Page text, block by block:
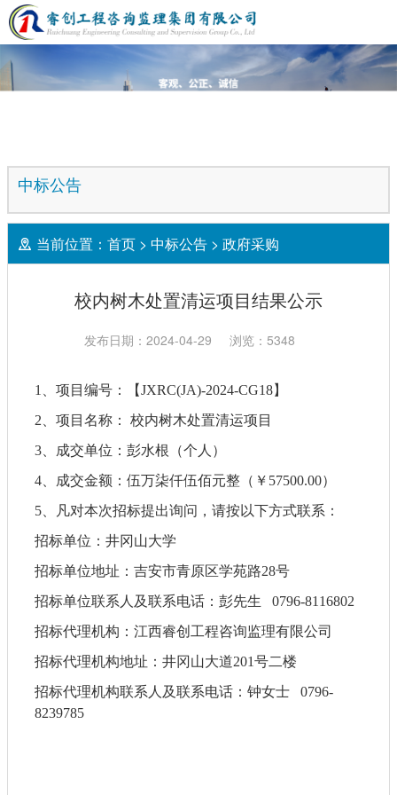
中标公告
当前位置： 首页 > 中标公告 > 政府采购
校内树木处置清运项目结果公示
发布日期：2024-04-29 浏览：5348
1、 项目编号： 【JXRC(JA)-2024-CG18】
2、 项目名称：
校内树木处置清运项目
3、成交单位：彭水根（个人）
4、成交金额：伍万柒仟伍佰元整（￥57500.00）
5、
凡对本次招标提出询问，请按以下方式联系 ：
招标单位： 井冈山大学
招标单位地址： 吉安市青原区学苑路28号
招标单位联系人及联系电话：彭先生 0796-8116802
招标代理机构： 江西睿创工程咨询监理有限公司
招标代理机构地址： 井冈山大道201号二楼
招标代理机构联系人及联系电话：钟女士
0796-
8239785